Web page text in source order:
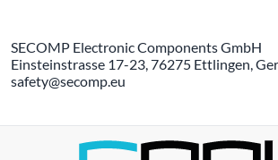
SECOMP Electronic Components GmbH
Einsteinstrasse 17-23, 76275 Ettlingen,
safety@secomp.eu